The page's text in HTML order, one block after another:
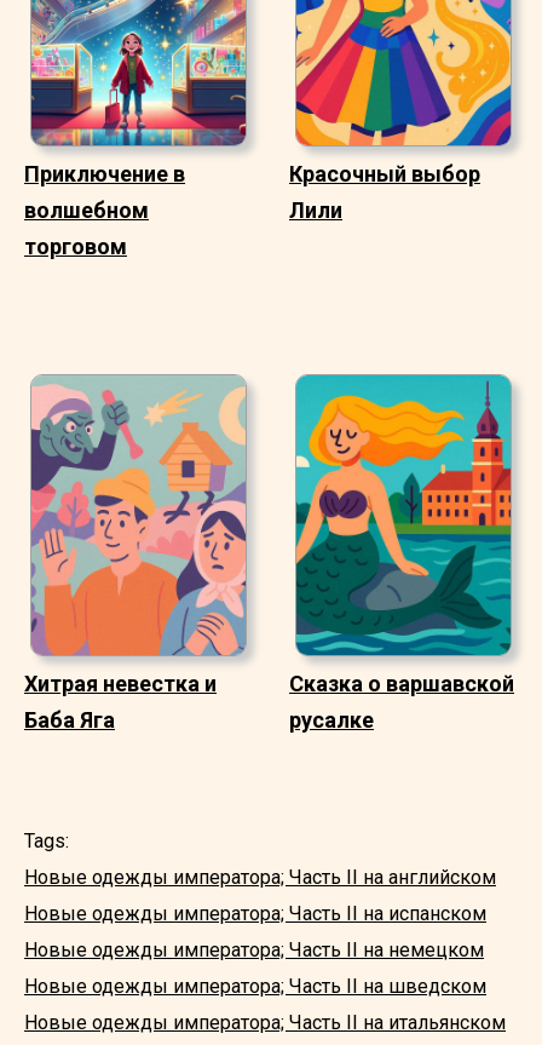
Приключение в
волшебном
торговом
Красочный выбор
Лили
Хитрая невестка и
Баба Яга
Сказка о варшавской
русалке
Tags:
Новые одежды императора; Часть II на английском
Новые одежды императора; Часть II на испанском
Новые одежды императора; Часть II на немецком
Новые одежды императора; Часть II на шведском
Новые одежды императора; Часть II на итальянском